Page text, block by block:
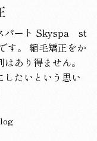
パート Skyspa st
。 縮毛矯正をか
あり得ません。
したいという思い